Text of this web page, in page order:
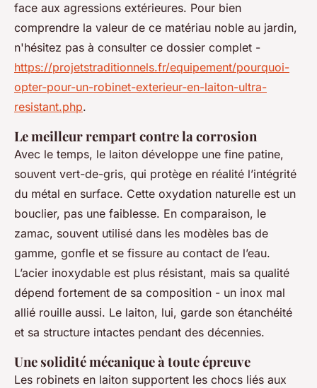
face aux agressions extérieures. Pour bien
comprendre la valeur de ce matériau noble au jardin,
n'hésitez pas à consulter ce dossier complet -
https://projetstraditionnels.fr/equipement/pourquoi-
opter-pour-un-robinet-exterieur-en-laiton-ultra-
resistant.php.
Le meilleur rempart contre la corrosion
Avec le temps, le laiton développe une fine patine,
souvent vert-de-gris, qui protège en réalité l’intégrité
du métal en surface. Cette oxydation naturelle est un
bouclier, pas une faiblesse. En comparaison, le
zamac, souvent utilisé dans les modèles bas de
gamme, gonfle et se fissure au contact de l’eau.
L’acier inoxydable est plus résistant, mais sa qualité
dépend fortement de sa composition - un inox mal
allié rouille aussi. Le laiton, lui, garde son étanchéité
et sa structure intactes pendant des décennies.
Une solidité mécanique à toute épreuve
Les robinets en laiton supportent les chocs liés aux